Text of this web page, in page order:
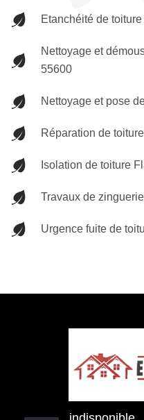
Etanchéité de
Nettoyage et
55600
Nettoyage et pose
Réparation de
Isolation de toiture
Travaux de
Urgence fuite de